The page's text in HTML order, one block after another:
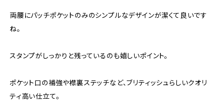
両腰にパッチポケットのみのシンプルなデザインが潔くて良いです
ね。
スタンプがしっかりと残っているのも嬉しいポイント。
ポケット口の補強や襟裏ステッチなど、ブリティッシュらしいクオリ
ティ高い仕立て。